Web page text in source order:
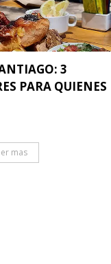
3
PARA QUIENES
mas